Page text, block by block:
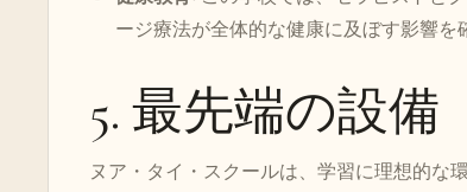
ージ療法が全体的な健康に及ぼす影響を
5. 最先端の設備
ヌア・タイ・スクールは、学習に理想的な